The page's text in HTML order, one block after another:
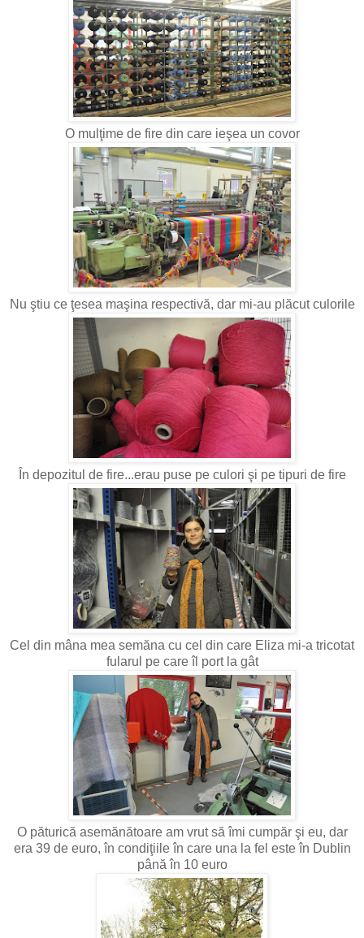
O mulţime de fire din care ieşea un covor
Nu ştiu ce ţesea maşina respectivă, dar mi-au plăcut culorile
În depozitul de fire...erau puse pe culori şi pe tipuri de fire
Cel din mâna mea semăna cu cel din care Eliza mi-a tricotat
fularul pe care îl port la gât
O păturică asemănătoare am vrut să îmi cumpăr şi eu, dar
era 39 de euro, în condiţiile în care una la fel este în Dublin
până în 10 euro